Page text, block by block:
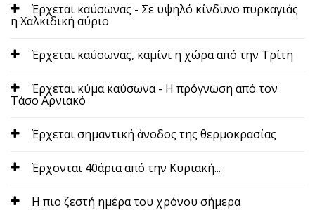
Έρχεται καύσωνας - Σε υψηλό κίνδυνο πυρκαγιάς
η Χαλκιδική αύριο
Έρχεται καύσωνας, καμίνι η χώρα από την Τρίτη
Έρχεται κύμα καύσωνα - Η πρόγνωση από τον
Τάσο Αρνιακό
Έρχεται σημαντική άνοδος της θερμοκρασίας
Έρχονται 40άρια από την Κυριακή...
Η πιο ζεστή ημέρα του χρόνου σήμερα